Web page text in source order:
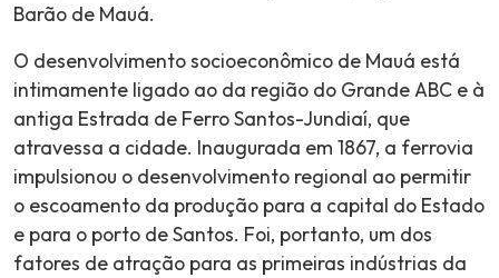
Barão de Mauá.
O desenvolvimento socioeconômico de Mauá está
intimamente ligado ao da região do Grande ABC e à
antiga Estrada de Ferro Santos-Jundiaí, que
atravessa a cidade. Inaugurada em 1867, a ferrovia
impulsionou o desenvolvimento regional ao permitir
o escoamento da produção para a capital do Estado
e para o porto de Santos. Foi, portanto, um dos
fatores de atração para as primeiras indústrias da